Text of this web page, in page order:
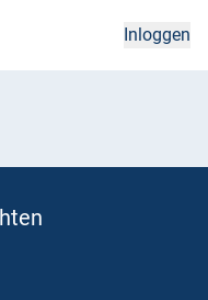
Inloggen